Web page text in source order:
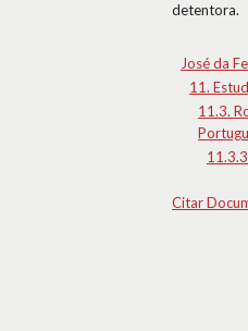
detentora.
José da
11.
11.3.
Citar